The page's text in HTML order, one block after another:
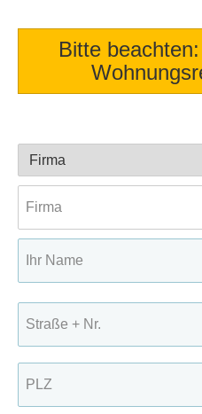
Bitte